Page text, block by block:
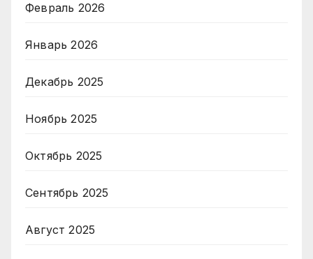
Февраль 2026
Январь 2026
Декабрь 2025
Ноябрь 2025
Октябрь 2025
Сентябрь 2025
Август 2025